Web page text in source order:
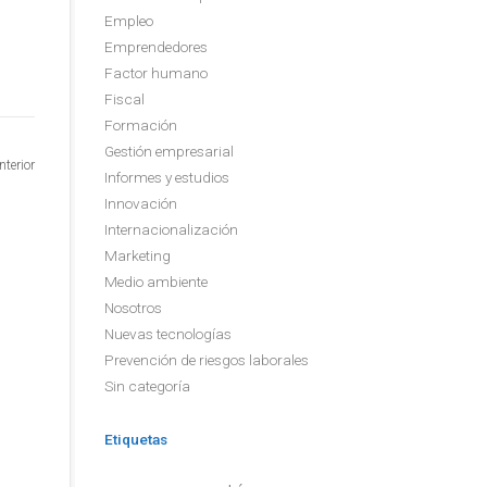
Empleo
Emprendedores
Factor humano
Fiscal
Formación
Gestión empresarial
Informes y estudios
Innovación
Internacionalización
Marketing
Medio ambiente
Nosotros
Nuevas tecnologías
Prevención de riesgos laborales
Sin categoría
Etiquetas